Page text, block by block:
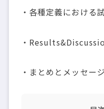
・各種定義における
・
・まとめとメッセージ